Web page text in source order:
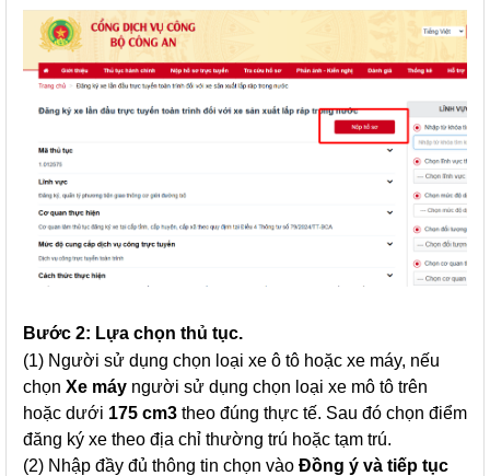
Bước 2: Lựa chọn thủ tục.
(1) Người sử dụng chọn loại xe ô tô hoặc xe máy, nếu
chọn Xe máy người sử dụng chọn loại xe mô tô trên
hoặc dưới 175 cm3 theo đúng thực tế. Sau đó chọn điểm
đăng ký xe theo địa chỉ thường trú hoặc tạm trú.
(2) Nhập đầy đủ thông tin chọn vào Đồng ý và tiếp tục